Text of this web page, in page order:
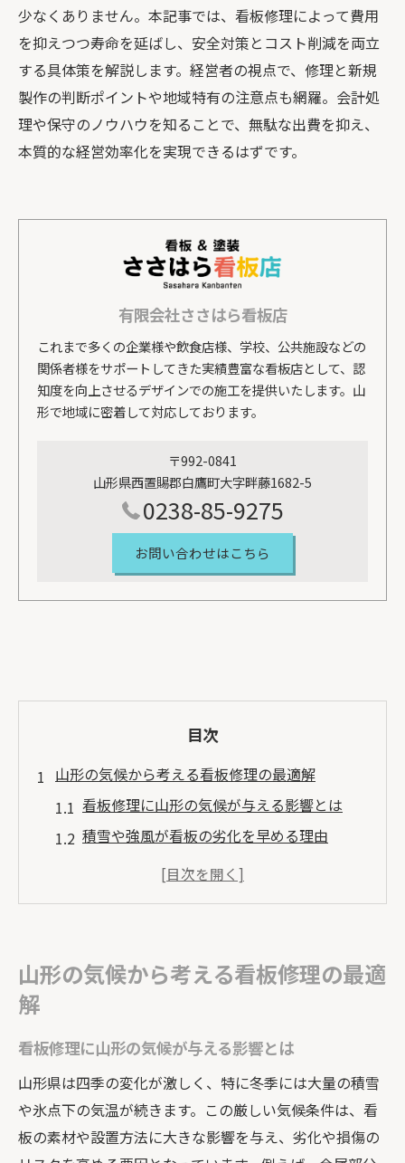
少なくありません。本記事では、看板修理によって費用
を抑えつつ寿命を延ばし、安全対策とコスト削減を両立
する具体策を解説します。経営者の視点で、修理と新規
製作の判断ポイントや地域特有の注意点も網羅。会計処
理や保守のノウハウを知ることで、無駄な出費を抑え、
本質的な経営効率化を実現できるはずです。
有限会社ささはら看板店
これまで多くの企業様や飲食店様、学校、公共施設などの
関係者様をサポートしてきた実績豊富な看板店として、認
知度を向上させるデザインでの施工を提供いたします。山
形で地域に密着して対応しております。
〒992-0841
山形県西置賜郡白鷹町大字畔藤1682-5
0238-85-9275
お問い合わせはこちら
目次
山形の気候から考える看板修理の最適解
看板修理に山形の気候が与える影響とは
積雪や強風が看板の劣化を早める理由
看板修理の業者選びで重視すべきポイント
看板修理による安全管理と長寿命化の秘訣
看板修理で店舗の安全性を高める実践策
法
看板修理業者に依頼する際の安全確認ポイ
ント
アクリル板交換など部分修理の効果的活用
山形の気候から考える看板修理の最適
解
看板修理に山形の気候が与える影響とは
山形県は四季の変化が激しく、特に冬季には大量の積雪
や氷点下の気温が続きます。この厳しい気候条件は、看
板の素材や設置方法に大きな影響を与え、劣化や損傷の